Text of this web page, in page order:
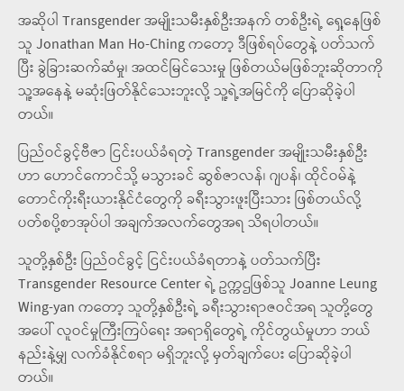
အဆိုပါ Transgender အမျိုးသမီးနှစ်ဦးအနက် တစ်ဦးရဲ့ ရှေ့နေဖြစ်
သူ Jonathan Man Ho-Ching ကတော့ ဒီဖြစ်ရပ်တွေနဲ့ ပတ်သက်
ပြီး ခွဲခြားဆက်ဆံမှု၊ အထင်မြင်သေးမှု ဖြစ်တယ်မဖြစ်ဘူးဆိုတာကို
သူ့အနေနဲ့ မဆုံးဖြတ်နိုင်သေးဘူးလို့ သူ့ရဲ့အမြင်ကို ပြောဆိုခဲ့ပါ
တယ်။
ပြည်ဝင်ခွင့်ဗီဇာ ငြင်းပယ်ခံရတဲ့ Transgender အမျိုးသမီးနှစ်ဦး
ဟာ ဟောင်ကောင်သို့ မသွားခင် ဆွစ်ဇာလန်၊ ဂျပန်၊ ထိုင်ဝမ်နဲ့
တောင်ကိုးရီးယားနိုင်ငံတွေကို ခရီးသွားဖူးပြီးသား ဖြစ်တယ်လို့
ပတ်စပို့စာအုပ်ပါ အချက်အလက်တွေအရ သိရပါတယ်။
သူတို့နှစ်ဦး ပြည်ဝင်ခွင့် ငြင်းပယ်ခံရတာနဲ့ ပတ်သက်ပြီး
Transgender Resource Center ရဲ့ ဥက္ကဌဖြစ်သူ Joanne Leung
Wing-yan ကတော့ သူတို့နှစ်ဦးရဲ့ ခရီးသွားရာဇဝင်အရ သူတို့တွေ
အပေါ် လူဝင်မှုကြီးကြပ်ရေး အရာရှိတွေရဲ့ ကိုင်တွယ်မှုဟာ ဘယ်
နည်းနဲ့မျှ လက်ခံနိုင်စရာ မရှိဘူးလို့ မှတ်ချက်ပေး ပြောဆိုခဲ့ပါ
တယ်။